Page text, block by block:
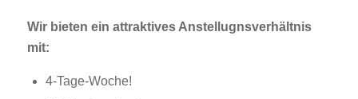
Wir bieten ein attraktives Anstellugnsverhältnis
mit:
4-Tage-Woche!